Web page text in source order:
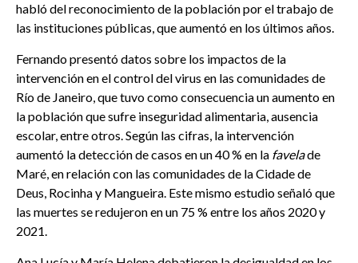
habló del reconocimiento de la población por el trabajo de
las instituciones públicas, que aumentó en los últimos años.
Fernando presentó datos sobre los impactos de la
intervención en el control del virus en las comunidades de
Río de Janeiro, que tuvo como consecuencia un aumento en
la población que sufre inseguridad alimentaria, ausencia
escolar, entre otros. Según las cifras, la intervención
aumentó la detección de casos en un 40 % en la favelade
Maré, en relación con las comunidades de la Cidade de
Deus, Rocinha y Mangueira. Este mismo estudio señaló que
las muertes se redujeron en un 75 % entre los años 2020 y
2021.